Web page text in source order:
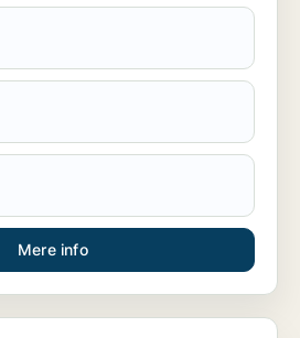
Mere info